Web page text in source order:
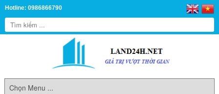
Hotline: 0986866790